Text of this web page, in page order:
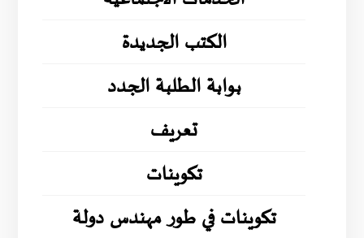
الكتب الجديدة
بوابة الطلبة الجدد
تعريف
تكوينات
تكوينات في طور مهندس دولة